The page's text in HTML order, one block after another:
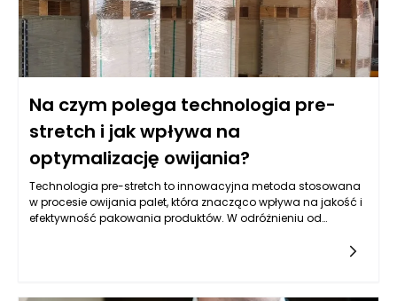
Na czym polega technologia pre-
stretch i jak wpływa na
optymalizację owijania?
Technologia pre-stretch to innowacyjna metoda stosowana
w procesie owijania palet, która znacząco wpływa na jakość i
efektywność pakowania produktów. W odróżnieniu od
paletę bezpośrednio przy użyciu stałej długości, technologia
przez owijarkę automatyczną, co pozwala na uzyskanie